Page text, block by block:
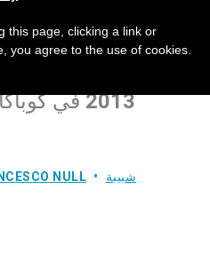
2013 في
NULL شبيبة
this page, clicking a link or
you agree to the use of cookies.